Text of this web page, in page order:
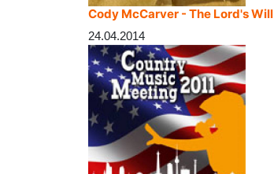
Cody McCarver - The Lord's Will
24.04.2014